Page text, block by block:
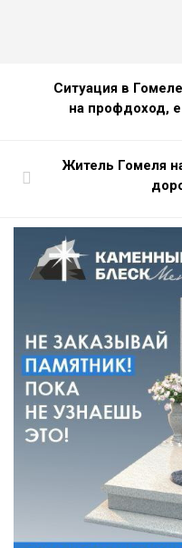
Ситуация в
на профдоход,
Житель Гомеля